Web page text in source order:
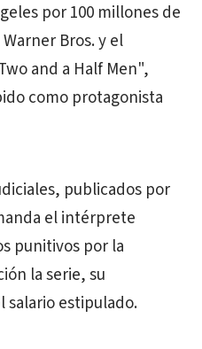
por 100 millones de
Bros. y el
and a Half Men",
como protagonista
publicados por
el intérprete
punitivos por la
la serie, su
salario estipulado.